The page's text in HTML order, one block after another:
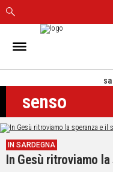
IN
CAGLIARI
SASSARI
NUORO
ORISTANO
SULCIS
GALLURA
senso
IN SARDEGNA
In Gesù ritroviamo